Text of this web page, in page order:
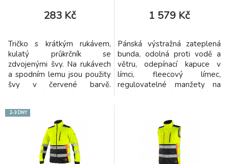
283 Kč
Tričko s krátkým rukávem,
kulatý průkrčník se
zdvojenými švy. Na rukávech
a spodním lemu jsou použity
švy v červené barvě.
označeno logem naší
obchodní značky na rukávu a
v bočním švu všitým štítkem.
Látka je celoplošně potištěna
s finální silikonovou úpravou
1 579 Kč
Pánská výstražná zateplená
bunda, odolná proti vodě a
větru, odepínací kapuce v
límci, fleecový límec,
regulovatelné manžety na
klopou, boční kapsy na
zip, segmentované reflexní
pásky, kontrastní oranžové a
reflexní doplňky, vnitřní
2-3 DNY